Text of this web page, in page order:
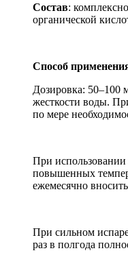
Состав:
органической
Способ
Дозировка: 50–100
жесткости воды.
по мере
При использовании
повышенных
ежемесячно
При сильном
раз в полгода